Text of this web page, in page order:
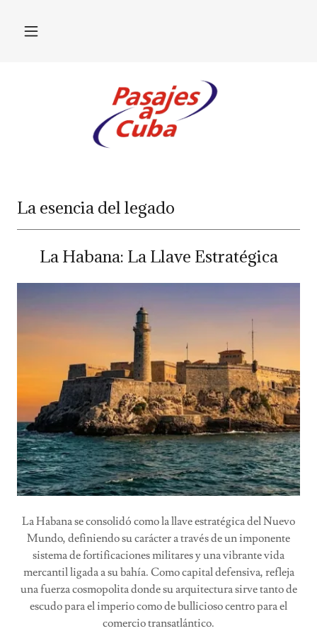
La esencia del legado
La Habana: La Llave Estratégica
La Habana se consolidó como la llave estratégica del Nuevo
Mundo, definiendo su carácter a través de un imponente
sistema de fortificaciones militares y una vibrante vida
mercantil ligada a su bahía. Como capital defensiva, refleja
una fuerza cosmopolita donde su arquitectura sirve tanto de
escudo para el imperio como de bullicioso centro para el
comercio transatlántico.